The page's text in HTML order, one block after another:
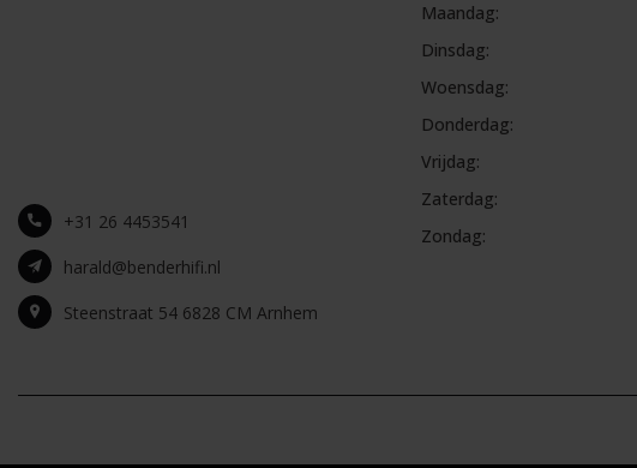
+31 26 4453541
harald@benderhifi.nl
Steenstraat 54 6828 CM Arnhem
Maandag:
Dinsdag:
Woensdag:
Donderdag:
Vrijdag:
Zaterdag:
Zondag: